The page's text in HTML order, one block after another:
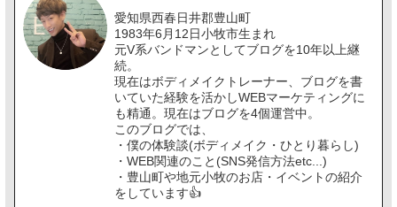
愛知県西春日井郡豊山町
1983年6月12日小牧市生まれ
元V系バンドマンとしてブログを10年以上継
続。
現在はボディメイクトレーナー、ブログを書
いていた経験を活かしWEBマーケティングに
も精通。現在はブログを4個運営中。
このブログでは、
・僕の体験談(ボディメイク・ひとり暮らし)
・WEB関連のこと(SNS発信方法etc...)
・豊山町や地元小牧のお店・イベントの紹介
をしています👍️